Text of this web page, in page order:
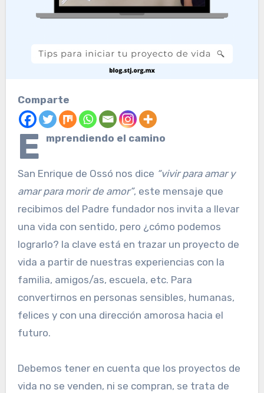
Comparte
E mprendiendo el camino
San Enrique de Ossó nos dice “vivir para amar y
amar para morir de amor”, este mensaje que
recibimos del Padre fundador nos invita a llevar
una vida con sentido, pero ¿cómo podemos
lograrlo? la clave está en trazar un proyecto de
vida a partir de nuestras experiencias con la
familia, amigos/as, escuela, etc. Para
convertirnos en personas sensibles, humanas,
felices y con una dirección amorosa hacia el
futuro.
Debemos tener en cuenta que los proyectos de
vida no se venden, ni se compran, se trata de